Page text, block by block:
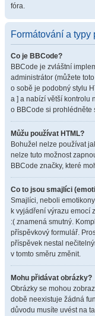
fóra.
Formátování a typy
Co je BBCode?
BBCode je zvláštní
administrátor (můžete
o sobě je podobný stylu
a ] a nabízí větší kontrolu
o BBCode si prohlédněte
Můžu používat HTML?
Bohužel nelze používat
nelze tuto možnost
BBCode značky, které
Co to jsou smajlíci
Smajlíci, neboli
k vyjádření výrazu emocí
:( znamená smutný.
příspěvkový formulář.
příspěvek nestal
v tomto směru změnit.
Mohu přidávat obrázky?
Obrázky se mohou
době neexistuje žádná
důvodu musíte uvést na